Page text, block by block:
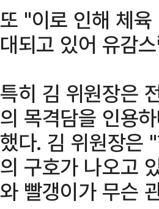
또 "이로 인해 체
대되고 있어 유감
특히 김 위원장은
의 목격담을 인용
했다. 김 위원장은
의 구호가 나오고
와 빨갱이가 무슨